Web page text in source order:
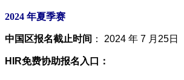
2024 年夏季赛
中国区报名截止时间 ： 2024 年 7 月25日
HIR免费协助报名入口：